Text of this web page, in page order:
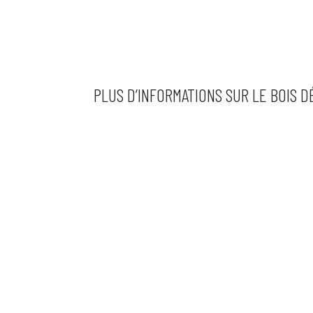
PLUS D’INFORMATIONS SUR LE BOIS